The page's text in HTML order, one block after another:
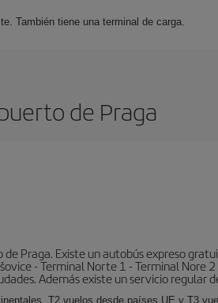
También tiene una terminal de carga.
de Praga
Praga. Existe un autobús expreso
- Terminal Norte 1 - Terminal Nore
Además existe un servicio regular
T2 vuelos desde países UE y T3